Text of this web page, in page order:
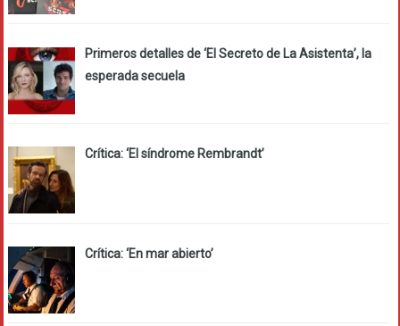
Primeros detalles de ‘El Secreto de La Asistenta’, la
esperada secuela
Crítica: ‘El síndrome Rembrandt’
Crítica: ‘En mar abierto’